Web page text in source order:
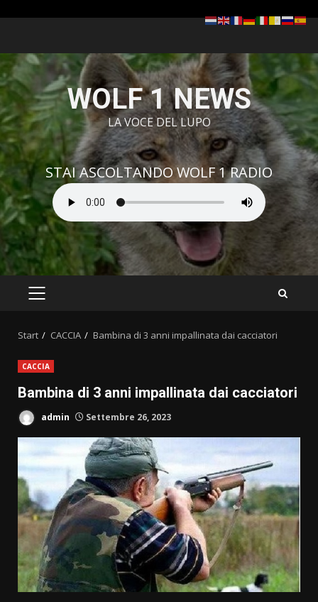
springen
WOLF 1 NEWS
LA VOCE DEL LUPO
STAI ASCOLTANDO WOLF 1 RADIO
PRIMÄRES
Start CACCIA Bambina di 3 anni impallinata dai cacciatori
CACCIA
Bambina di 3 anni impallinata dai cacciatori
admin Settembre 26, 2023